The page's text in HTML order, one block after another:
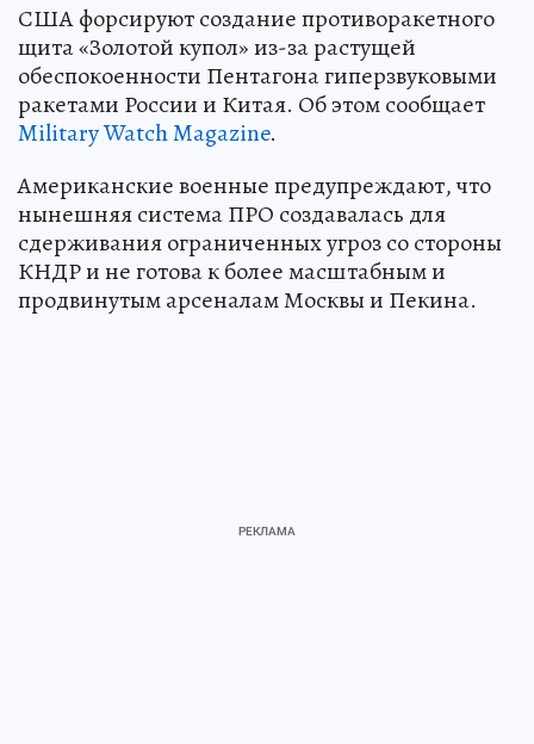
США форсируют создание противоракетного
щита «Золотой купол» из-за растущей
обеспокоенности Пентагона гиперзвуковыми
ракетами России и Китая. Об этом сообщает
Military Watch Magazine.
Американские военные предупреждают, что
нынешняя система ПРО создавалась для
сдерживания ограниченных угроз со стороны
КНДР и не готова к более масштабным и
продвинутым арсеналам Москвы и Пекина.